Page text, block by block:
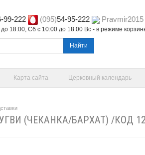
99-222 (095)54-95-222 Pravmir2015
18:00, Сб с 10:00 до 18:00 Вс - в режиме
Найти
Карта сайта Церковный календарь
(ЧЕКАНКА/БАРХАТ) /КОД